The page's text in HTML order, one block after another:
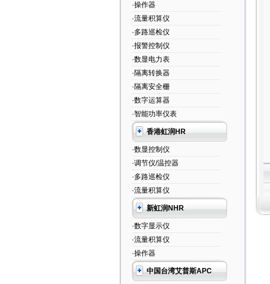
·操作器
·流量积算仪
·多路巡检仪
·报警控制仪
·数显电力表
·隔离转换器
·隔离安全栅
·数字运算器
·智能功率仪表
香港虹润HR
·数显控制仪
·调节仪/温控器
·多路巡检仪
·流量积算仪
新虹润NHR
·数字显示仪
·流量积算仪
·操作器
中国台湾艾普斯APC